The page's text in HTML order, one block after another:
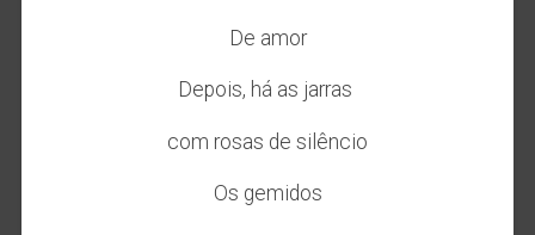
De amor
Depois, há as jarras
com rosas de silêncio
Os gemidos